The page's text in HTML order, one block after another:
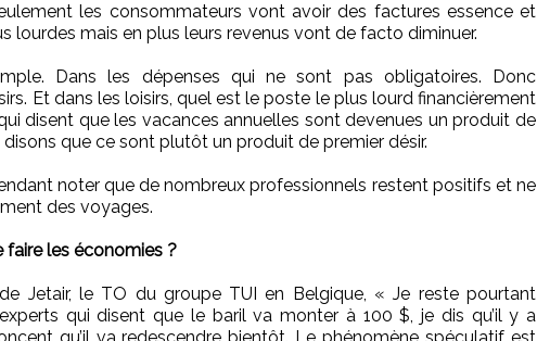
les consommateurs vont avoir des factures essence et
lourdes mais en plus leurs revenus vont de facto diminuer.
Dans les dépenses qui ne sont pas obligatoires. Donc
Et dans les loisirs, quel est le poste le plus lourd financièrement
disent que les vacances annuelles sont devenues un produit de
que ce sont plutôt un produit de premier désir.
noter que de nombreux professionnels restent positifs et ne
des voyages.
faire les économies ?
Jetair, le TO du groupe TUI en Belgique, « Je reste pourtant
qui disent que le baril va monter à 100 $, je dis qu’il y a